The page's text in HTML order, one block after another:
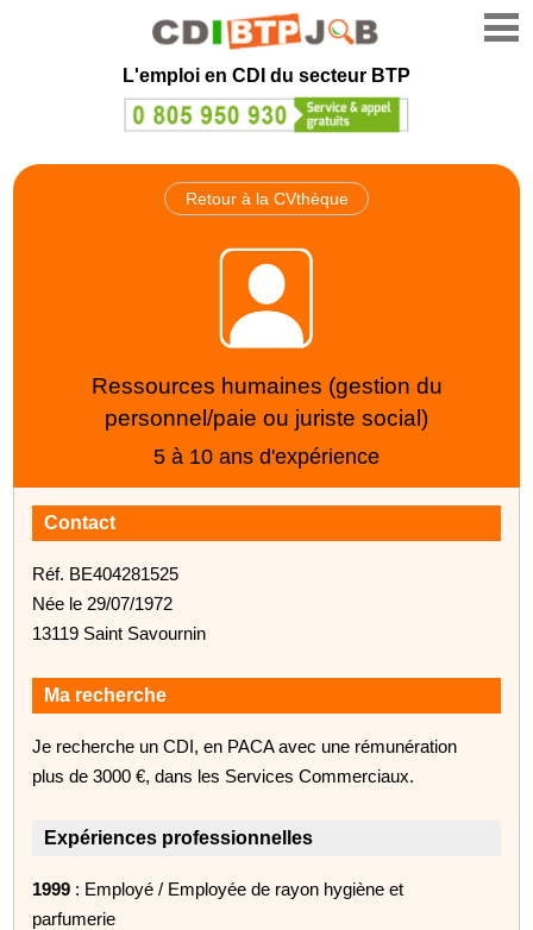
L'emploi en CDI du secteur BTP
Retour à la CVthèque
Ressources humaines (gestion du
personnel/paie ou juriste social)
5 à 10 ans d'expérience
Contact
Réf. BE404281525
Née le 29/07/1972
13119 Saint Savournin
Ma recherche
Je recherche un CDI, en PACA avec une rémunération
plus de 3000 €, dans les Services Commerciaux.
Expériences professionnelles
1999 : Employé / Employée de rayon hygiène et
parfumerie